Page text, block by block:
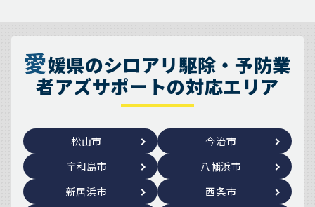
愛媛県のシロアリ駆除・予防業
者アズサポートの対応エリア
松山市
今治市
宇和島市
八幡浜市
新居浜市
西条市